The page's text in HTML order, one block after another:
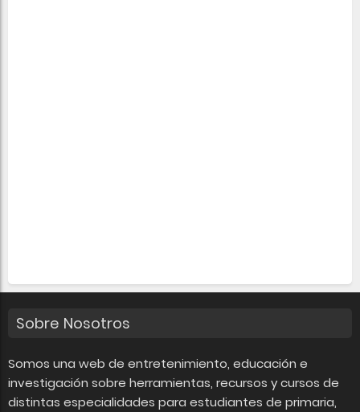
Sobre Nosotros
Somos una web de entretenimiento, educación e
investigación sobre herramientas, recursos y cursos de
distintas especialidades para estudiantes de primaria,